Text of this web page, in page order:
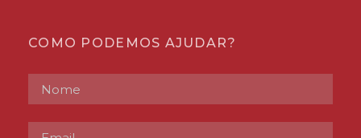
COMO PODEMOS AJUDAR?